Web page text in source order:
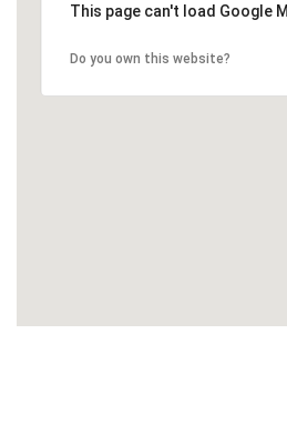
This page can't load Google
Do you own this website?